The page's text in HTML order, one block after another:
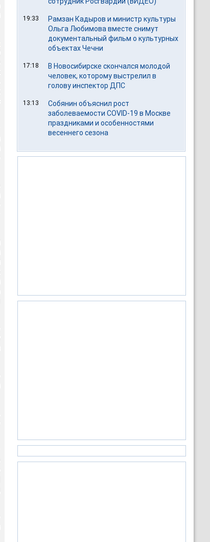
19:33
Рамзан Кадыров и министр культуры
Ольга Любимова вместе снимут
документальный фильм о культурных
объектах Чечни
17:18
В Новосибирске скончался молодой
человек, которому выстрелил в
голову инспектор ДПС
13:13
Собянин объяснил рост
заболеваемости COVID-19 в Москве
праздниками и особенностями
весеннего сезона